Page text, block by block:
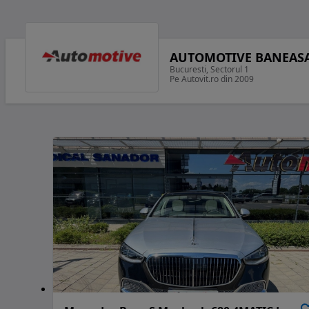
AUTOMOTIVE
Bucuresti, Sectorul 1
Pe Autovit.ro din 2009